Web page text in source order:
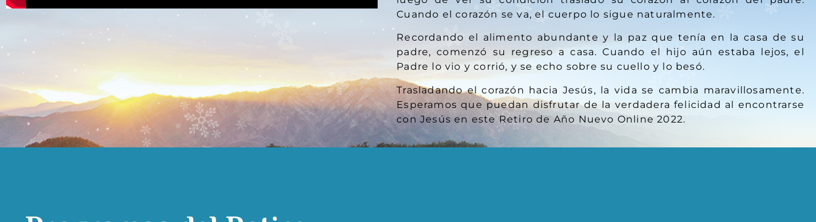
Cuando el corazón se va, el cuerpo lo sigue naturalmente.
Recordando el alimento abundante y la paz que tenía en la casa de su
padre, comenzó su regreso a casa. Cuando el hijo aún estaba lejos, el
Padre lo vio y corrió, y se echo sobre su cuello y lo besó.
Trasladando el corazón hacia Jesús, la vida se cambia maravillosamente.
Esperamos que puedan disfrutar de la verdadera felicidad al encontrarse
con Jesús en este Retiro de Año Nuevo Online 2022.